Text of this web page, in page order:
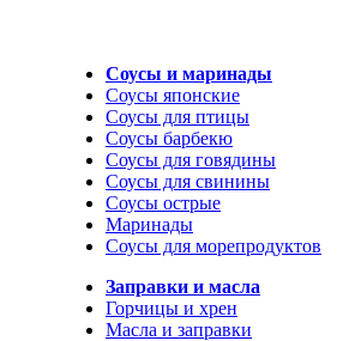
Соусы и маринады
Соусы японские
Соусы для птицы
Соусы барбекю
Соусы для говядины
Соусы для свинины
Соусы острые
Маринады
Соусы для морепродуктов
Заправки и масла
Горчицы и хрен
Масла и заправки